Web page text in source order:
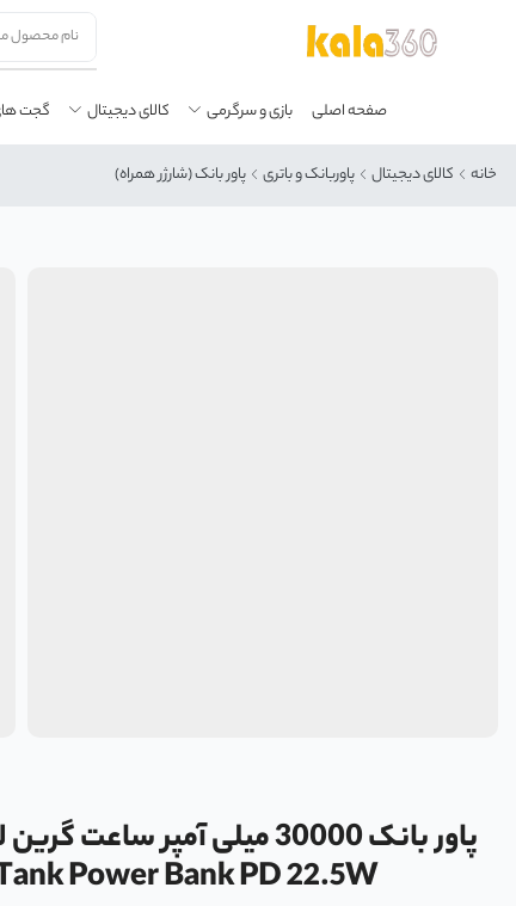
صفحه اصلی بازی و سرگرمی کالای دیجیتال گجت
خانه کالای دیجیتال پاوربانک و باتری پاور بانک (شارژر همراه)
Power Bank PD 22.5W